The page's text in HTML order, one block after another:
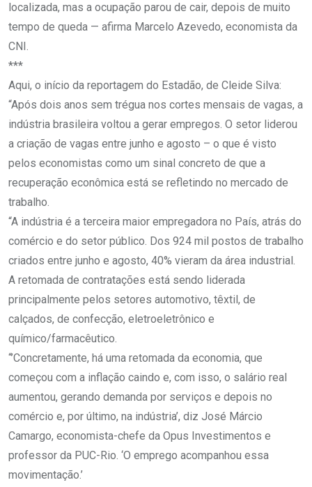
localizada, mas a ocupação parou de cair, depois de muito
tempo de queda — afirma Marcelo Azevedo, economista da
CNI.
***
Aqui, o início da reportagem do Estadão, de Cleide Silva:
“Após dois anos sem trégua nos cortes mensais de vagas, a
indústria brasileira voltou a gerar empregos. O setor liderou
a criação de vagas entre junho e agosto – o que é visto
pelos economistas como um sinal concreto de que a
recuperação econômica está se refletindo no mercado de
trabalho.
“A indústria é a terceira maior empregadora no País, atrás do
comércio e do setor público. Dos 924 mil postos de trabalho
criados entre junho e agosto, 40% vieram da área industrial.
A retomada de contratações está sendo liderada
principalmente pelos setores automotivo, têxtil, de
calçados, de confecção, eletroeletrônico e
químico/farmacêutico.
“’Concretamente, há uma retomada da economia, que
começou com a inflação caindo e, com isso, o salário real
aumentou, gerando demanda por serviços e depois no
comércio e, por último, na indústria’, diz José Márcio
Camargo, economista-chefe da Opus Investimentos e
professor da PUC-Rio. ‘O emprego acompanhou essa
movimentação.’